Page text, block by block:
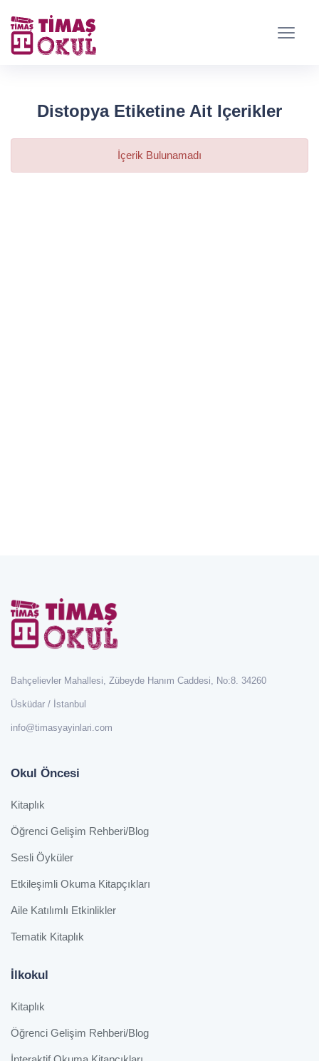
Distopya Etiketine Ait Içerikler
İçerik Bulunamadı
Bahçelievler Mahallesi, Zübeyde Hanım Caddesi, No:8. 34260
Üsküdar / İstanbul
info@timasyayinlari.com
Okul Öncesi
Kitaplık
Öğrenci Gelişim Rehberi/Blog
Sesli Öyküler
Etkileşimli Okuma Kitapçıkları
Aile Katılımlı Etkinlikler
Tematik Kitaplık
İlkokul
Kitaplık
Öğrenci Gelişim Rehberi/Blog